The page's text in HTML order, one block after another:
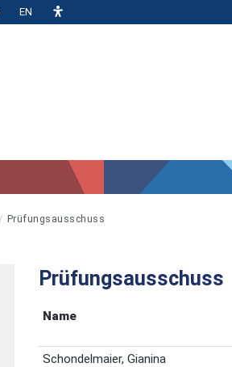
EN
Prüfungsausschuss
Prüfungsausschuss
Name
Schondelmaier, Gianina